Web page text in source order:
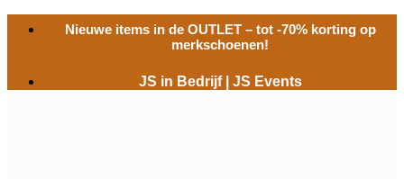
naar
Nieuwe items in de OUTLET– tot -70% korting op
merkschoenen!
JS in Bedrijf JS Events